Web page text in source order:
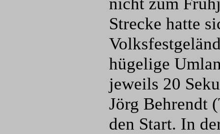
Strecke hatte
hügelige
jeweils 20
Jörg Behrendt
den Start. In